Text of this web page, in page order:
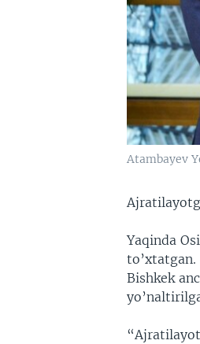
Atambayev
Yaqinda
to’xtatgan.
Bishkek